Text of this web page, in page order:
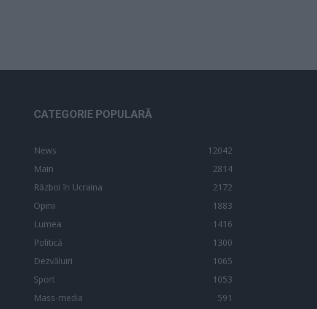
CATEGORIE POPULARĂ
News
12042
Main
2814
Război în Ucraina
2172
Opinii
1883
Lumea
1416
Politică
1300
Dezvăluiri
1065
Sport
1053
Mass-media
591